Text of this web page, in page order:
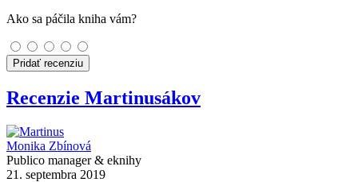
Ako sa páčila kniha vám?
Pridať recenziu
Recenzie Martinusákov
Monika Zbínová
Publico manager & eknihy
21. septembra 2019